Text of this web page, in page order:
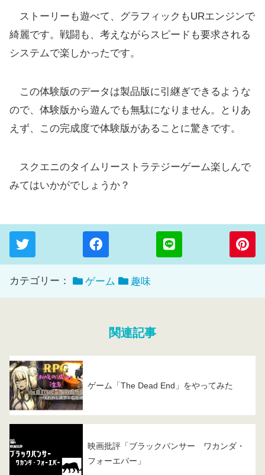
ストーリーも遊べて、グラフィックもURエンジンで
綺麗です。戦闘も、考えながらスピードも要求される
システムで楽しかったです。
この体験版のデータは製品版に引継ぎできるような
ので、体験版から遊んでも無駄になりません。とりあ
えず、この完成度で体験版があることに驚きです。
スクエニのタイムリーストラテジーゲーム楽しんで
みてはいかがでしょうか？
カテゴリー： ゲーム 趣味
関連記事
ゲーム「The Dead End」をやってみた
映画批評「ブラックパンサー ワカンダ・
フォーエバー」